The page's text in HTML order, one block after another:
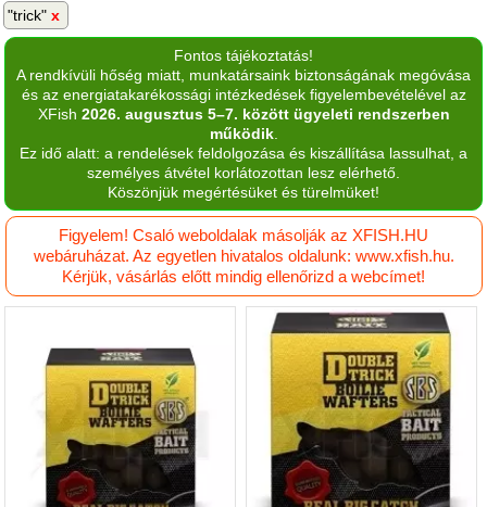
"trick"
Fontos tájékoztatás!
A rendkívüli hőség miatt, munkatársaink biztonságának megóvása
és az energiatakarékossági intézkedések figyelembevételével az
XFish 2026. augusztus 5–7. között ügyeleti rendszerben
működik.
Ez idő alatt: a rendelések feldolgozása és kiszállítása lassulhat, a
személyes átvétel korlátozottan lesz elérhető.
Köszönjük megértésüket és türelmüket!
Figyelem! Csaló weboldalak másolják az XFISH.HU
webáruházat. Az egyetlen hivatalos oldalunk: www.xfish.hu.
Kérjük, vásárlás előtt mindig ellenőrizd a webcímet!